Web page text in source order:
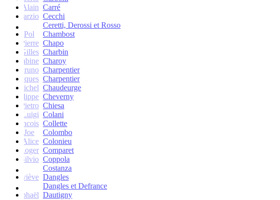
Alain Carré
Marzio Cecchi
Ceretti, Derossi et Rosso
Pol
Chambost
Pierre Chapo
Gilles Charbin
Sabine Charoy
Bruno Charpentier
Jacques Charpentier
Jean-Michel Chaudeurge
Philippe Cheverny
Pietro Chiesa
Luigi Colani
francois Collette
Joe
Colombo
Alice Colonieu
Roger Comparet
Silvio Coppola
Costanza
Geneviève Dangles
Dangles et Defrance
Raphaël Dautigny